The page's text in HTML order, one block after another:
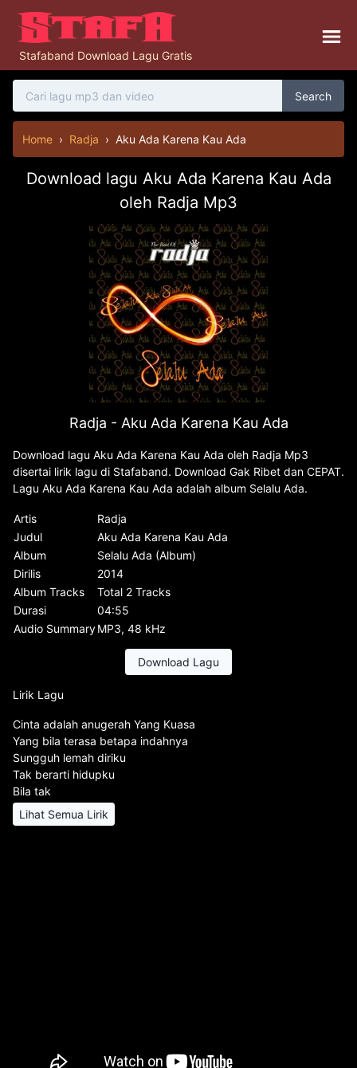
Stafaband Download Lagu Gratis
Search
Home › Radja › Aku Ada Karena Kau Ada
Download lagu Aku Ada Karena Kau Ada
oleh Radja Mp3
Radja - Aku Ada Karena Kau Ada
Download lagu Aku Ada Karena Kau Ada oleh Radja Mp3
disertai lirik lagu di Stafaband. Download Gak Ribet dan CEPAT.
Lagu Aku Ada Karena Kau Ada adalah album Selalu Ada.
Artis
Radja
Judul
Aku Ada Karena Kau Ada
Album
Selalu Ada (Album)
Dirilis
2014
Album Tracks
Total 2 Tracks
Durasi
04:55
Audio SummaryMP3, 48 kHz
Download Lagu
Lirik Lagu
Cinta adalah anugerah Yang Kuasa
Yang bila terasa betapa indahnya
Sungguh lemah diriku
Tak berarti hidupku
Bila tak
Lihat Semua Lirik